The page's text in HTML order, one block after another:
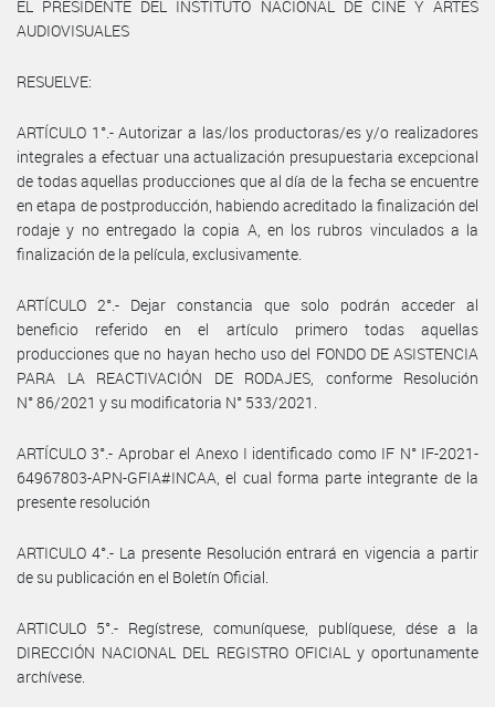
EL PRESIDENTE DEL INSTITUTO NACIONAL DE CINE Y ARTES
AUDIOVISUALES
RESUELVE:
ARTÍCULO 1°.- Autorizar a las/los productoras/es y/o realizadores
integrales a efectuar una actualización presupuestaria excepcional
de todas aquellas producciones que al día de la fecha se encuentre
en etapa de postproducción, habiendo acreditado la finalización del
rodaje y no entregado la copia A, en los rubros vinculados a la
finalización de la película, exclusivamente.
ARTÍCULO 2°.- Dejar constancia que solo podrán acceder al
beneficio referido en el artículo primero todas aquellas
producciones que no hayan hecho uso del FONDO DE ASISTENCIA
PARA LA REACTIVACIÓN DE RODAJES, conforme Resolución
N° 86/2021 y su modificatoria N° 533/2021.
ARTÍCULO 3°.- Aprobar el Anexo I identificado como IF N° IF-2021-
64967803-APN-GFIA#INCAA, el cual forma parte integrante de la
presente resolución
ARTICULO 4°.- La presente Resolución entrará en vigencia a partir
de su publicación en el Boletín Oficial.
ARTICULO 5°.- Regístrese, comuníquese, publíquese, dése a la
DIRECCIÓN NACIONAL DEL REGISTRO OFICIAL y oportunamente
archívese.